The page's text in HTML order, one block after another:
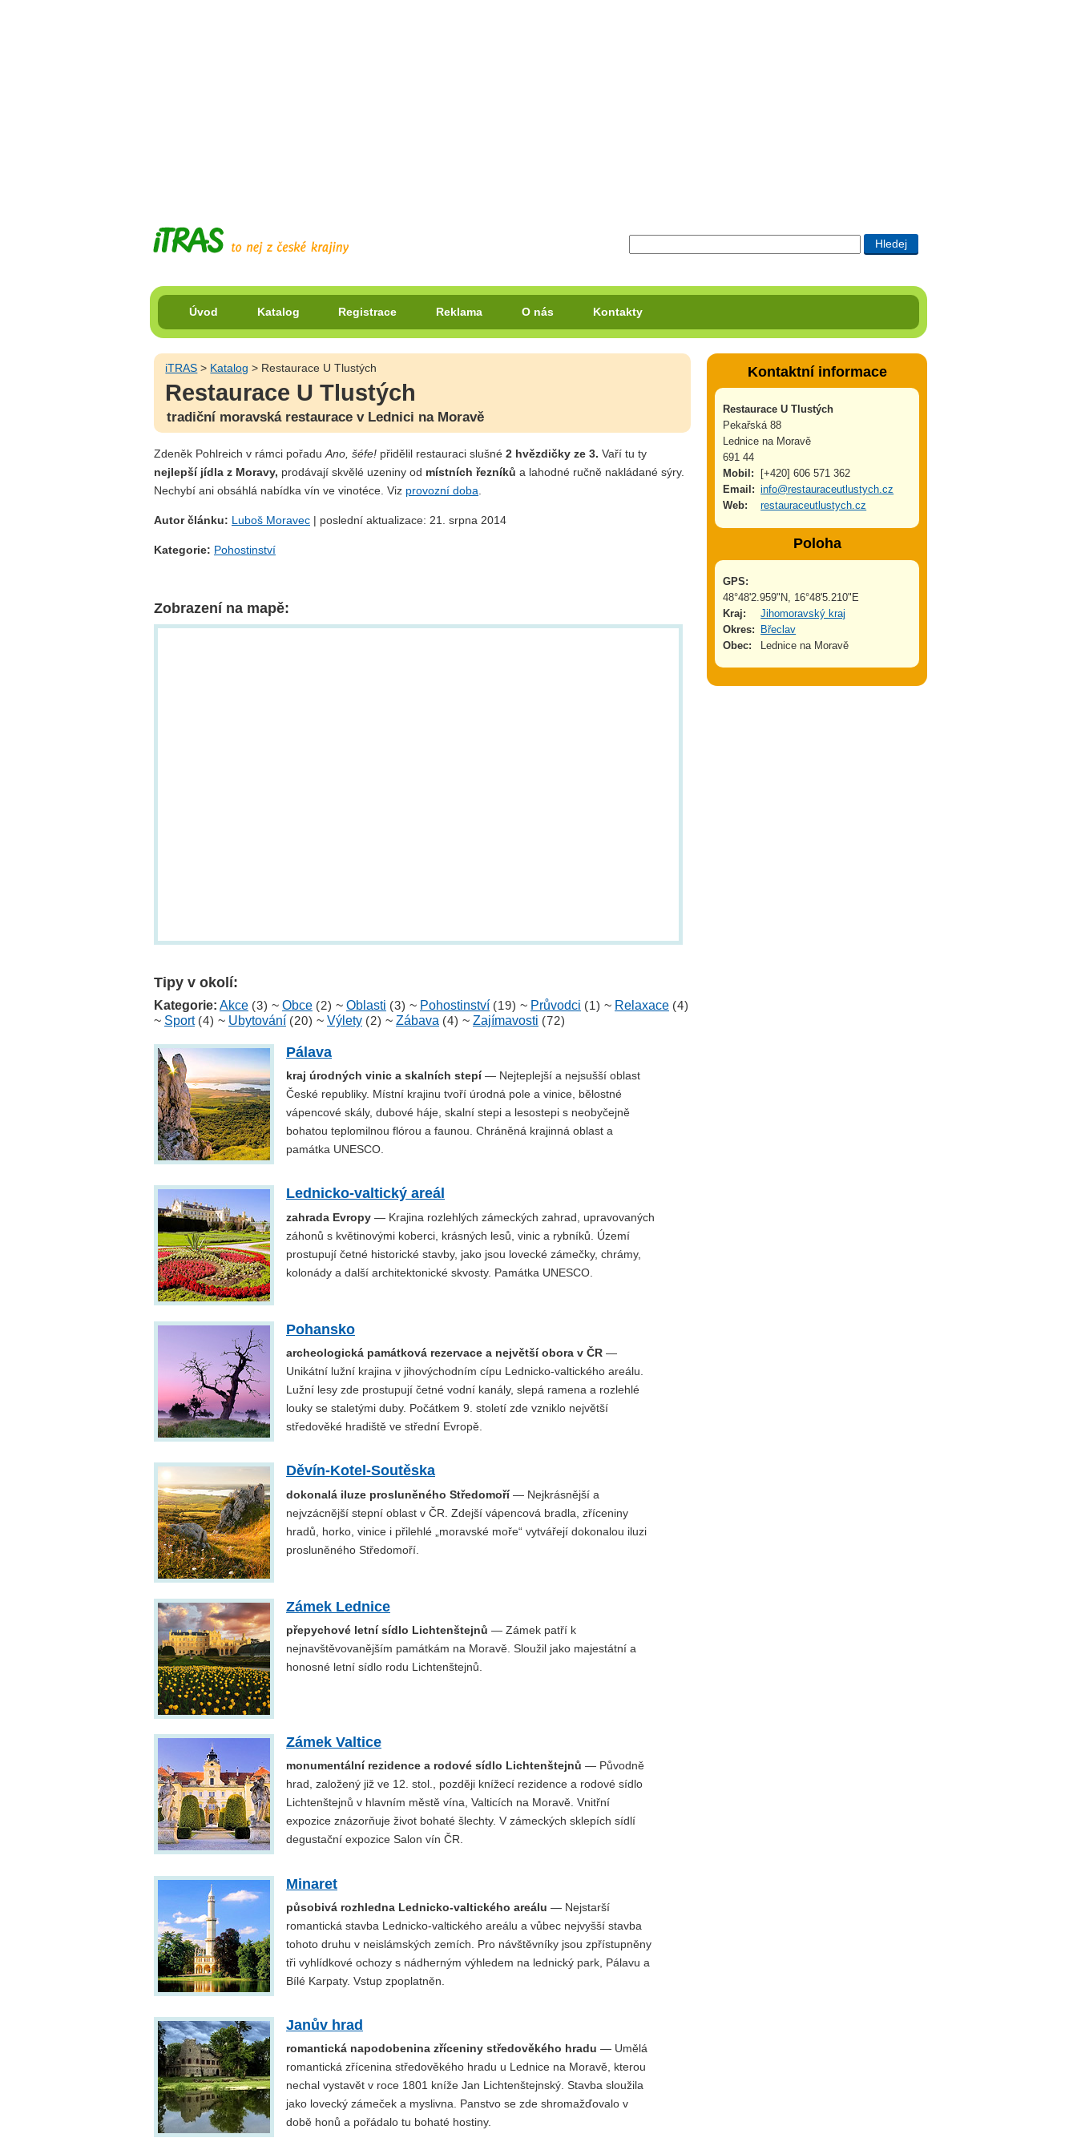
Úvod Katalog Registrace Reklama O nás Kontakty
iTRAS > Katalog > Restaurace U Tlustých
Restaurace U Tlustých
tradiční moravská restaurace v Lednici na Moravě
Zdeněk Pohlreich v rámci pořadu Ano, šéfe! přidělil restauraci slušné 2 hvězdičky ze 3. Vaří tu ty
nejlepší jídla z Moravy, prodávají skvělé uzeniny od místních řezníků a lahodné ručně nakládané sýry.
Nechybí ani obsáhlá nabídka vín ve vinotéce. Viz provozní doba
Autor článku: Luboš Moravec | poslední aktualizace: 21. srpna 2014
Kategorie: Pohostinství
Zobrazení na mapě:
Tipy v okolí:
Kategorie: Akce (3) ~ Obce (2) ~ Oblasti (3) ~ Pohostinství (19) ~ Průvodci (1) ~ Relaxace (4)
~ Sport (4) ~ Ubytování (20) ~ Výlety (2) ~ Zábava (4) ~ Zajímavosti (72)
Pálava
kraj úrodných vinic a skalních stepí— Nejteplejší a nejsušší oblast
České republiky. Místní krajinu tvoří úrodná pole a vinice, bělostné
vápencové skály, dubové háje, skalní stepi a lesostepi s neobyčejně
bohatou teplomilnou flórou a faunou. Chráněná krajinná oblast a
památka UNESCO.
Lednicko-valtický areál
zahrada Evropy — Krajina rozlehlých zámeckých zahrad, upravovaných
záhonů s květinovými koberci, krásných lesů, vinic a rybníků. Území
prostupují četné historické stavby, jako jsou lovecké zámečky, chrámy,
kolonády a další architektonické skvosty. Památka UNESCO.
Pohansko
archeologická památková rezervace a největší obora v ČR —
Unikátní lužní krajina v jihovýchodním cípu Lednicko-valtického areálu.
Lužní lesy zde prostupují četné vodní kanály, slepá ramena a rozlehlé
louky se staletými duby. Počátkem 9. století zde vzniklo největší
středověké hradiště ve střední Evropě.
Děvín-Kotel-Soutěska
dokonalá iluze prosluněného Středomoří— Nejkrásnější a
nejvzácnější stepní oblast v ČR. Zdejší vápencová bradla, zříceniny
hradů, horko, vinice i přilehlé „moravské moře“ vytvářejí dokonalou iluzi
prosluněného Středomoří.
Zámek Lednice
přepychové letní sídlo Lichtenštejnů — Zámek patří k
nejnavštěvovanějším památkám na Moravě. Sloužil jako majestátní a
honosné letní sídlo rodu Lichtenštejnů.
Zámek Valtice
monumentální rezidence a rodové sídlo Lichtenštejnů — Původně
hrad, založený již ve 12. stol., později knížecí rezidence a rodové sídlo
Lichtenštejnů v hlavním městě vína, Valticích na Moravě. Vnitřní
expozice znázorňuje život bohaté šlechty. V zámeckých sklepích sídlí
degustační expozice Salon vín ČR.
Minaret
působivá rozhledna Lednicko-valtického areálu — Nejstarší
romantická stavba Lednicko-valtického areálu a vůbec nejvyšší stavba
tohoto druhu v neislámských zemích. Pro návštěvníky jsou zpřístupněny
tři vyhlídkové ochozy s nádherným výhledem na lednický park, Pálavu a
Bílé Karpaty. Vstup zpoplatněn.
Janův hrad
romantická napodobenina zříceniny středověkého hradu — Umělá
romantická zřícenina středověkého hradu u Lednice na Moravě, kterou
nechal vystavět v roce 1801 kníže Jan Lichtenštejnský. Stavba sloužila
jako lovecký zámeček a myslivna. Panstvo se zde shromažďovalo v
době honů a pořádalo tu bohaté hostiny.
Kontaktní informace
Restaurace U Tlustých
Pekařská 88
Lednice na Moravě
691 44
Mobil:
[+420] 606 571 362
Email: info@restauraceutlustych.cz
Web:
restauraceutlustych.cz
Poloha
GPS:
48°48'2.959"N, 16°48'5.210"E
Kraj:
Jihomoravský kraj
Okres:
Břeclav
Obec:
Lednice na Moravě